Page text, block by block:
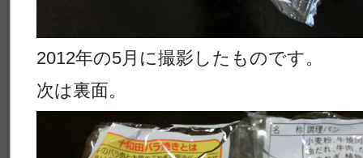
2012年の5月に撮影したものです。
次は裏面。